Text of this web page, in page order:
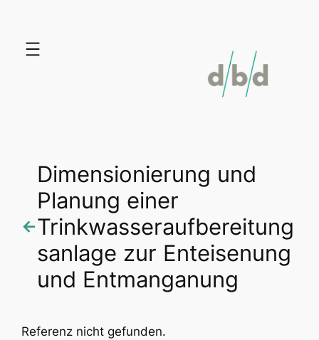
springen
←
Dimensionierung und
Planung einer
Trinkwasseraufbereitung
sanlage zur Enteisenung
und Entmanganung
Referenz nicht gefunden.